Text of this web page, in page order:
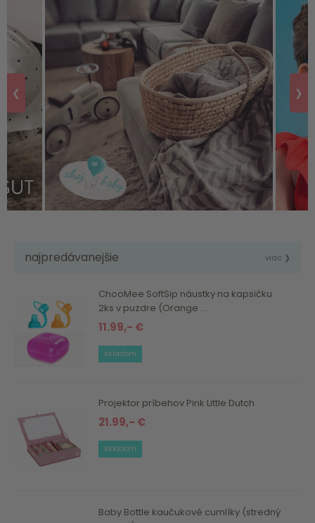
❮ ❯
najpredávanejšie viac ❯
ChooMee SoftSip náustky na kapsičku
2ks v puzdre (Orange ...
11.99,- €
skladom
Projektor príbehov Pink Little Dutch
21.99,- €
skladom
Baby Bottle kaučukové cumlíky (stredný